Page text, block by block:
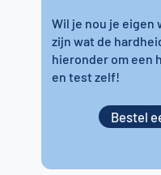
Wil je nou je eigen
zijn wat de
hieronder om een
en test zelf!
Bestel